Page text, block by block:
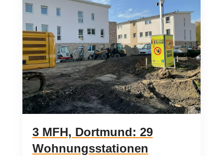
3 MFH, Dortmund: 29
Wohnungsstationen